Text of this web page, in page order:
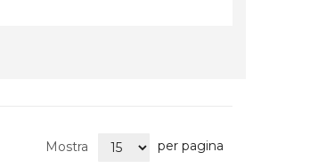
Mostra per pagina